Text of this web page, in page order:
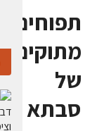
תפוחים
מתוקים
של
סבתא